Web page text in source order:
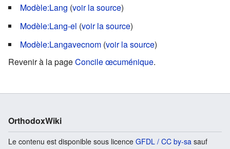
Modèle:Lang (voir la source)
Modèle:Lang-el (voir la source)
Modèle:Langavecnom (voir la source)
Revenir à la pageConcile œcuménique.
OrthodoxWiki
Le contenu est disponible sous licence GFDL / CC by-sa sauf